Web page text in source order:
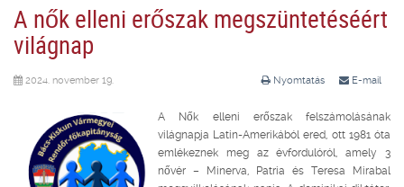
A nők elleni erőszak megszüntetéséért
világnap
Nyomtatás E-mail
2024. november 19.
A Nők elleni erőszak felszámolásának
világnapja Latin-Amerikából ered, ott 1981 óta
emlékeznek meg az évfordulóról, amely 3
nővér – Minerva, Patria és Teresa Mirabal